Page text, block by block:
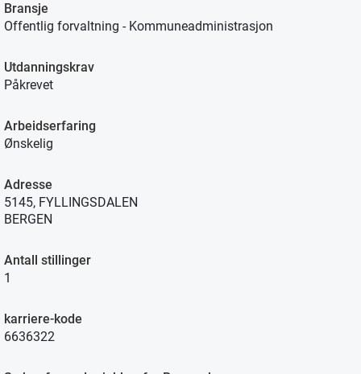
Bransje
Offentlig forvaltning - Kommuneadministrasjon
Utdanningskrav
Påkrevet
Arbeidserfaring
Ønskelig
Adresse
5145, FYLLINGSDALEN
BERGEN
Antall stillinger
1
karriere-kode
6636322